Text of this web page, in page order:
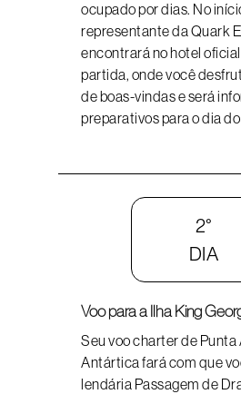
ocupado por dias. No
representante da Quark
encontrará no hotel
partida, onde você
de boas-vindas e será
preparativos para o dia
2°
DIA
Voo para a Ilha King
Seu voo charter de Punta
Antártica fará com que
lendária Passagem de